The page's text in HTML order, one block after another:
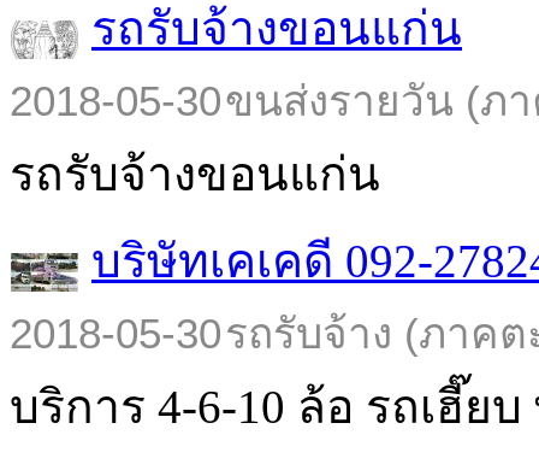
รถรับจ้างขอนแก่น
2018-05-30ขนส่งรายวัน (ภ
รถรับจ้างขอนแก่น
บริษัทเคเคดี 092-
2018-05-30รถรับจ้าง (ภาคต
บริการ 4-6-10 ล้อ รถเฮี๊ยบ